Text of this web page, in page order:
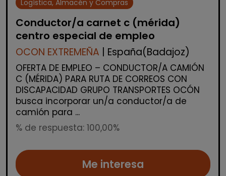
Logística, Almacén y Compras
Conductor/a carnet c (mérida)
centro especial de empleo
OCON EXTREMEÑA | España(Badajoz)
OFERTA DE EMPLEO – CONDUCTOR/A CAMIÓN
C (MÉRIDA) PARA RUTA DE CORREOS CON
DISCAPACIDAD GRUPO TRANSPORTES OCÓN
busca incorporar un/a conductor/a de
camión para ...
% de respuesta: 100,00%
Me interesa